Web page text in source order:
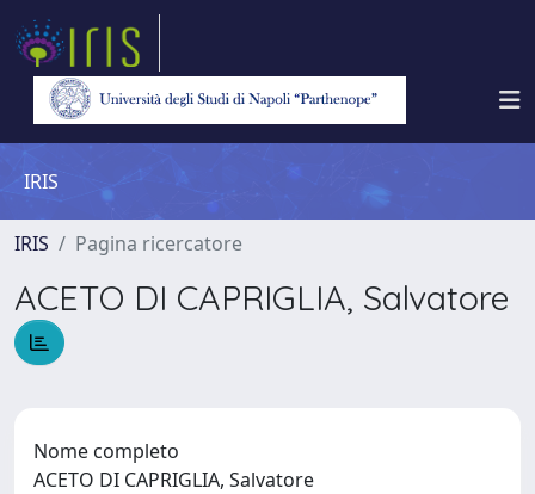
IRIS
IRIS Pagina ricercatore
ACETO DI CAPRIGLIA, Salvatore
Nome completo
ACETO DI CAPRIGLIA, Salvatore